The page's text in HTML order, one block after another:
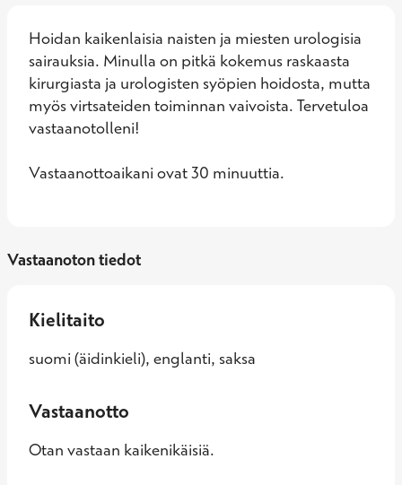
Hoidan kaikenlaisia naisten ja miesten urologisia
sairauksia. Minulla on pitkä kokemus raskaasta
kirurgiasta ja urologisten syöpien hoidosta, mutta
myös virtsateiden toiminnan vaivoista. Tervetuloa
vastaanotolleni!
Vastaanottoaikani ovat 30 minuuttia.
Vastaanoton tiedot
Kielitaito
suomi (äidinkieli), englanti, saksa
Vastaanotto
Otan vastaan kaikenikäisiä.